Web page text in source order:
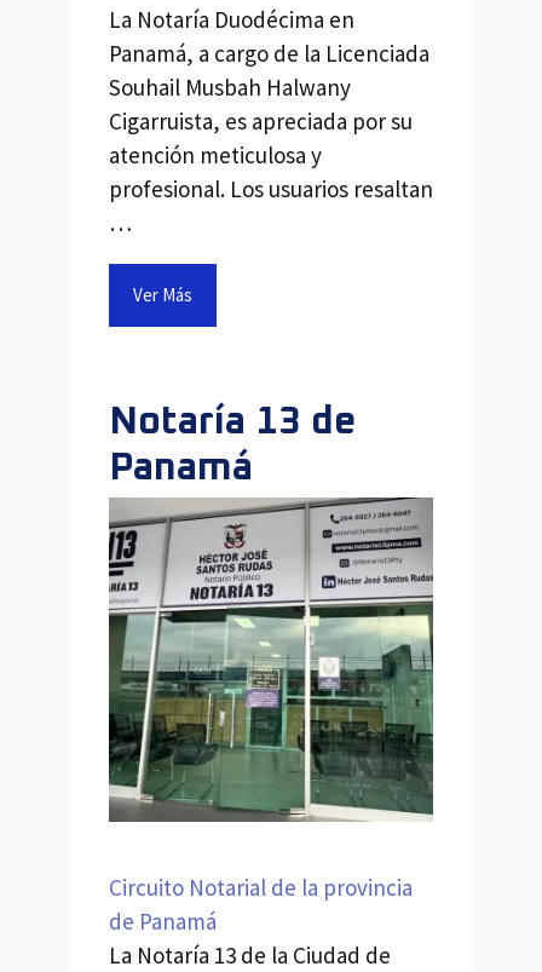
La Notaría Duodécima en
Panamá, a cargo de la Licenciada
Souhail Musbah Halwany
Cigarruista, es apreciada por su
atención meticulosa y
profesional. Los usuarios resaltan
…
Ver Más
Notaría 13 de
Panamá
Circuito Notarial de la provincia
de Panamá
La Notaría 13 de la Ciudad de